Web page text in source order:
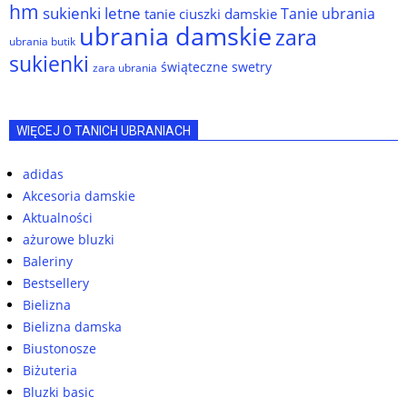
hm sukienki letne tanie ciuszki damskie Tanie ubrania
ubrania butik ubrania damskiezara
sukienki zara ubrania świąteczne swetry
WIĘCEJ O TANICH UBRANIACH
adidas
Akcesoria damskie
Aktualności
ażurowe bluzki
Baleriny
Bestsellery
Bielizna
Bielizna damska
Biustonosze
Biżuteria
Bluzki basic